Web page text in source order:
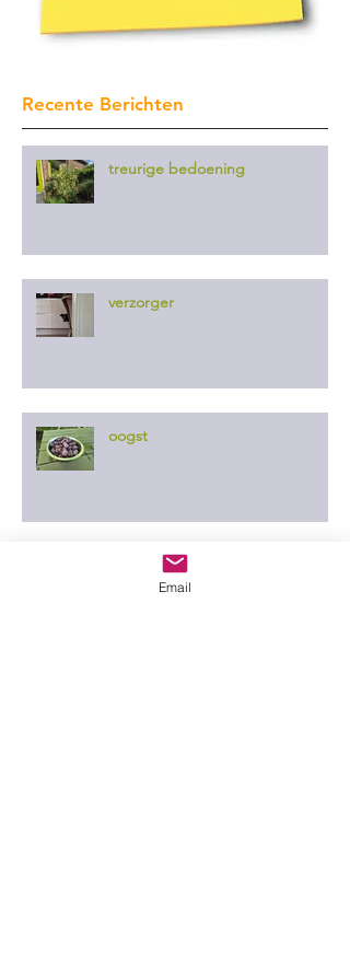
Recente Berichten
treurige bedoening
verzorger
oogst
slim plan
Email